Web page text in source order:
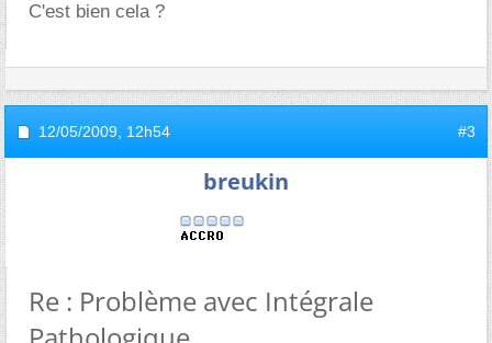
C'est bien cela ?
12/05/2009, 12h54 #3
breukin
Re : Problème avec Intégrale